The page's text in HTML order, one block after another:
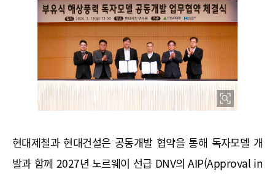
현대제철과 현대건설은 공동개발 협약을 통해 독자모델 개
발과 함께 2027년 노르웨이 선급 DNV의 AIP(Approval in